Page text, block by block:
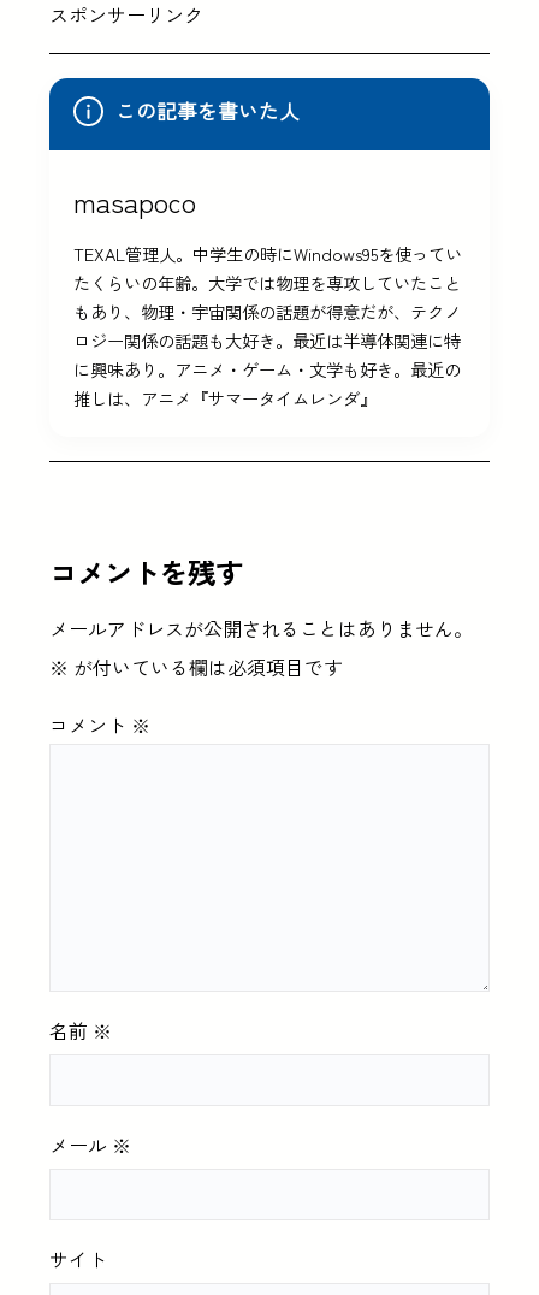
スポンサーリンク
この記事を書いた人
masapoco
TEXAL管理人。中学生の時にWindows95を使ってい
たくらいの年齢。大学では物理を専攻していたこと
もあり、物理・宇宙関係の話題が得意だが、テクノ
ロジー関係の話題も大好き。最近は半導体関連に特
に興味あり。アニメ・ゲーム・文学も好き。最近の
推しは、アニメ『サマータイムレンダ』
コメントを残す
メールアドレスが公開されることはありません。
※ が付いている欄は必須項目です
コメント ※
名前 ※
メール ※
サイト